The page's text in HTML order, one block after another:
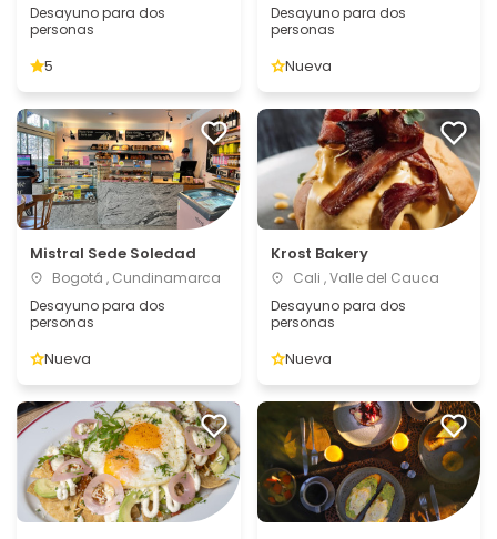
Desayuno para dos
personas
5
Desayuno para dos
personas
Nueva
Mistral Sede Soledad
Bogotá , Cundinamarca
Desayuno para dos
personas
Nueva
Krost Bakery
Cali , Valle del Cauca
Desayuno para dos
personas
Nueva